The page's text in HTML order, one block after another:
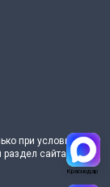
при условии
сайта и
Краснодар